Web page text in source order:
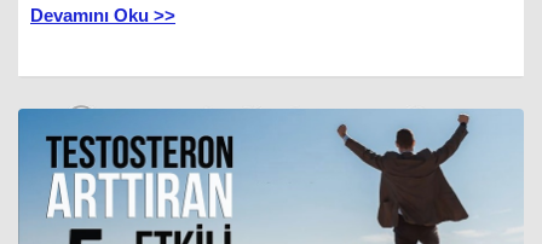
Devamını Oku >>